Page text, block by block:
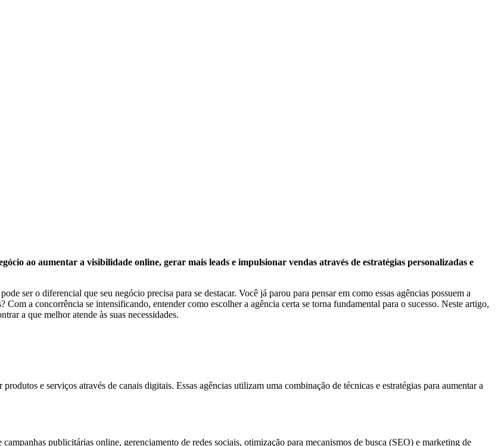
ao aumentar a visibilidade online, gerar mais leads e impulsionar vendas através de estratégias personalizadas e
pode ser o diferencial que seu negócio precisa para se destacar. Você já parou para pensar em como essas agências possuem a
Com a concorrência se intensificando, entender como escolher a agência certa se torna fundamental para o sucesso. Neste artigo,
a que melhor atende às suas necessidades.
e serviços através de canais digitais. Essas agências utilizam uma combinação de técnicas e estratégias para aumentar a
publicitárias online, gerenciamento de redes sociais, otimização para mecanismos de busca (SEO) e marketing de